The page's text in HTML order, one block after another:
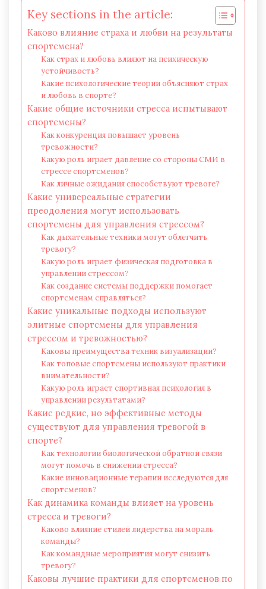
Key sections in the article:
Каково влияние страха и любви на результаты
спортсмена?
Как страх и любовь влияют на психическую
устойчивость?
Какие психологические теории объясняют страх
и любовь в спорте?
Какие общие источники стресса испытывают
спортсмены?
Как конкуренция повышает уровень
тревожности?
Какую роль играет давление со стороны СМИ в
стрессе спортсменов?
Как личные ожидания способствуют тревоге?
Какие универсальные стратегии
преодоления могут использовать
спортсмены для управления стрессом?
Как дыхательные техники могут облегчить
тревогу?
Какую роль играет физическая подготовка в
управлении стрессом?
Как создание системы поддержки помогает
спортсменам справляться?
Какие уникальные подходы используют
элитные спортсмены для управления
стрессом и тревожностью?
Каковы преимущества техник визуализации?
Как топовые спортсмены используют практики
внимательности?
Какую роль играет спортивная психология в
управлении результатами?
Какие редкие, но эффективные методы
существуют для управления тревогой в
спорте?
Как технологии биологической обратной связи
могут помочь в снижении стресса?
Какие инновационные терапии исследуются для
спортсменов?
Как динамика команды влияет на уровень
стресса и тревоги?
Каково влияние стилей лидерства на мораль
команды?
Как командные мероприятия могут снизить
тревогу?
Каковы лучшие практики для спортсменов по